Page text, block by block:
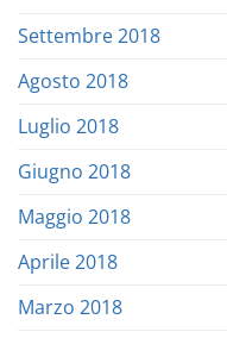
Settembre 2018
Agosto 2018
Luglio 2018
Giugno 2018
Maggio 2018
Aprile 2018
Marzo 2018